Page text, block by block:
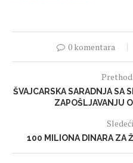
0 komentara
ŠVAJCARSKA SARADNJA SA
ZAPOŠLJAVANJU
100 MILIONA DINARA ZA